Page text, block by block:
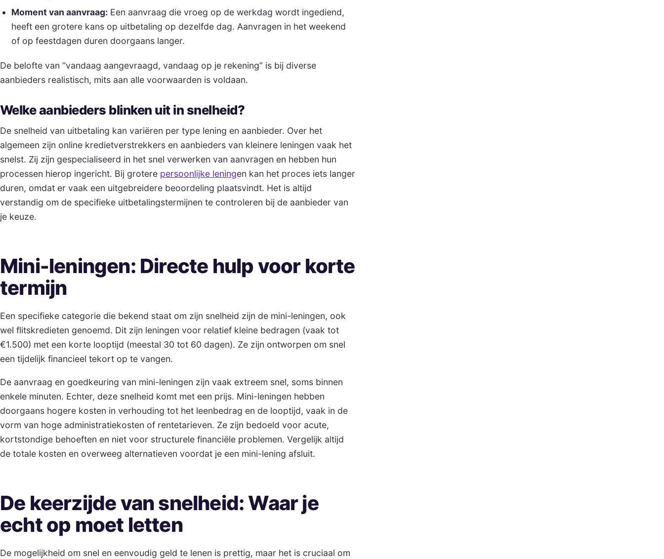
Moment van aanvraag: Een aanvraag die vroeg op de werkdag wordt ingediend,
heeft een grotere kans op uitbetaling op dezelfde dag. Aanvragen in het weekend
of op feestdagen duren doorgaans langer.
De belofte van “vandaag aangevraagd, vandaag op je rekening” is bij diverse
aanbieders realistisch, mits aan alle voorwaarden is voldaan.
Welke aanbieders blinken uit in snelheid?
De snelheid van uitbetaling kan variëren per type lening en aanbieder. Over het
algemeen zijn online kredietverstrekkers en aanbieders van kleinere leningen vaak het
snelst. Zij zijn gespecialiseerd in het snel verwerken van aanvragen en hebben hun
processen hierop ingericht. Bij grotere persoonlijke leningen kan het proces iets langer
duren, omdat er vaak een uitgebreidere beoordeling plaatsvindt. Het is altijd
verstandig om de specifieke uitbetalingstermijnen te controleren bij de aanbieder van
je keuze.
Mini-leningen: Directe hulp voor korte
termijn
Een specifieke categorie die bekend staat om zijn snelheid zijn de mini-leningen, ook
wel flitskredieten genoemd. Dit zijn leningen voor relatief kleine bedragen (vaak tot
€1.500) met een korte looptijd (meestal 30 tot 60 dagen). Ze zijn ontworpen om snel
een tijdelijk financieel tekort op te vangen.
De aanvraag en goedkeuring van mini-leningen zijn vaak extreem snel, soms binnen
enkele minuten. Echter, deze snelheid komt met een prijs. Mini-leningen hebben
doorgaans hogere kosten in verhouding tot het leenbedrag en de looptijd, vaak in de
vorm van hoge administratiekosten of rentetarieven. Ze zijn bedoeld voor acute,
kortstondige behoeften en niet voor structurele financiële problemen. Vergelijk altijd
de totale kosten en overweeg alternatieven voordat je een mini-lening afsluit.
De keerzijde van snelheid: Waar je
echt op moet letten
De mogelijkheid om snel en eenvoudig geld te lenen is prettig, maar het is cruciaal om